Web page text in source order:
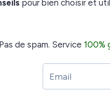
retournement de
et fiction pour mon